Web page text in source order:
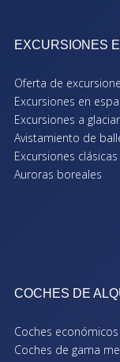
EXCURSIONES
Oferta de
Excursiones en
Excursiones a
Avistamiento de
Excursiones clásicas
Auroras boreales
COCHES DE
Coches económicos
Coches de gama